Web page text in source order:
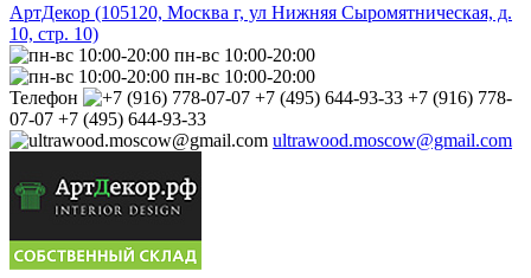
АртДекор (105120, Москва г, ул Нижняя Сыромятническая, д.
10, стр. 10)
пн-вс 10:00-20:00
пн-вс 10:00-20:00
Телефон
+7 (916) 778-
07-07 +7 (495) 644-93-33
ultrawood.moscow@gmail.com